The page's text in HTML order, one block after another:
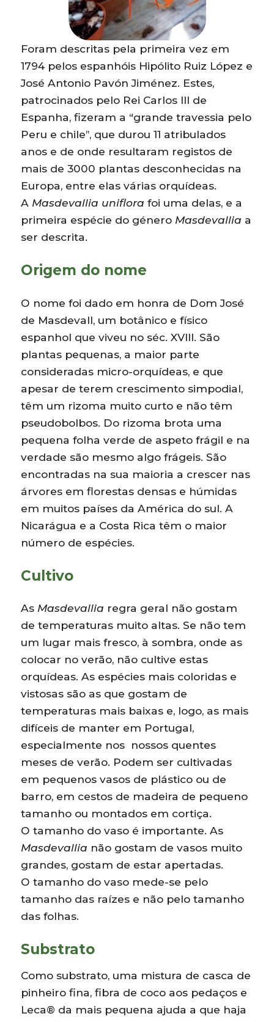
Foram descritas pela primeira vez em
1794 pelos espanhóis Hipólito Ruiz López e
José Antonio Pavón Jiménez. Estes,
patrocinados pelo Rei Carlos III de
Espanha, fizeram a “grande travessia pelo
Peru e chile”, que durou 11 atribulados
anos e de onde resultaram registos de
mais de 3000 plantas desconhecidas na
Europa, entre elas várias orquídeas.
A Masdevallia uniflora foi uma delas, e a
primeira espécie do género Masdevallia a
ser descrita.
Origem do nome
O nome foi dado em honra de Dom José
de Masdevall, um botânico e físico
espanhol que viveu no séc. XVIII. São
plantas pequenas, a maior parte
consideradas micro-orquídeas, e que
apesar de terem crescimento simpodial,
têm um rizoma muito curto e não têm
pseudobolbos. Do rizoma brota uma
pequena folha verde de aspeto frágil e na
verdade são mesmo algo frágeis. São
encontradas na sua maioria a crescer nas
árvores em florestas densas e húmidas
em muitos países da América do sul. A
Nicarágua e a Costa Rica têm o maior
número de espécies.
Cultivo
As Masdevallia regra geral não gostam
de temperaturas muito altas. Se não tem
um lugar mais fresco, à sombra, onde as
colocar no verão, não cultive estas
orquídeas. As espécies mais coloridas e
vistosas são as que gostam de
temperaturas mais baixas e, logo, as mais
difíceis de manter em Portugal,
especialmente nos nossos quentes
meses de verão. Podem ser cultivadas
em pequenos vasos de plástico ou de
barro, em cestos de madeira de pequeno
tamanho ou montados em cortiça.
O tamanho do vaso é importante. As
Masdevallia não gostam de vasos muito
grandes, gostam de estar apertadas.
O tamanho do vaso mede-se pelo
tamanho das raízes e não pelo tamanho
das folhas.
Substrato
Como substrato, uma mistura de casca de
pinheiro fina, fibra de coco aos pedaços e
Leca® da mais pequena ajuda a que haja